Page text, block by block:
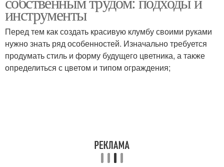
инструменты
Перед тем как создать красивую клумбу своими руками
нужно знать ряд особенностей. Изначально требуется
продумать стиль и форму будущего цветника, а также
определиться с цветом и типом ограждения;